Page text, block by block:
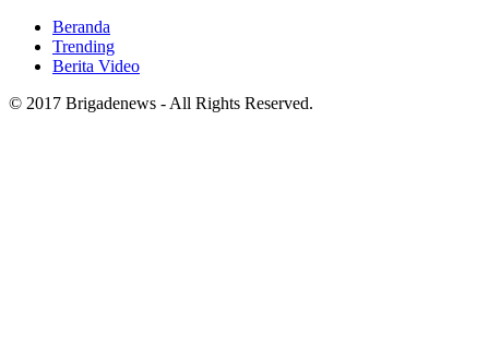
Beranda
Trending
Berita Video
© 2017 Brigadenews - All Rights Reserved.